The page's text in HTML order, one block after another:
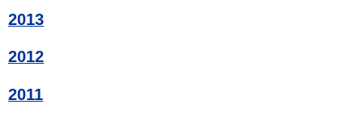
2013
2012
2011